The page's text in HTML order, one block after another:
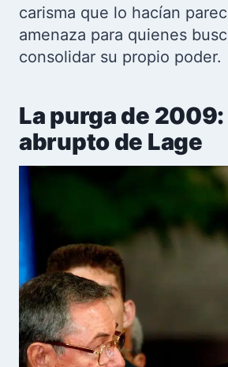
carisma que lo hacían
amenaza para quienes
consolidar su propio poder.
La purga de
abrupto de Lage